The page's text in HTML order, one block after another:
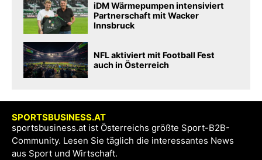
iDM Wärmepumpen intensiviert
Partnerschaft mit Wacker
Innsbruck
NFL aktiviert mit Football Fest
auch in Österreich
SPORTSBUSINESS.AT
sportsbusiness.at ist Österreichs größte Sport-B2B-
Community. Lesen Sie täglich die interessantes News
aus Sport und Wirtschaft.